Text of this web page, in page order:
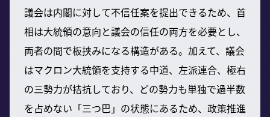
議会は内閣に対して不信任案を提出できるため、首
相は大統領の意向と議会の信任の両方を必要とし、
両者の間で板挟みになる構造がある。加えて、議会
はマクロン大統領を支持する中道、左派連合、極右
の三勢力が拮抗しており、どの勢力も単独で過半数
を占めない「三つ巴」の状態にあるため、政策推進